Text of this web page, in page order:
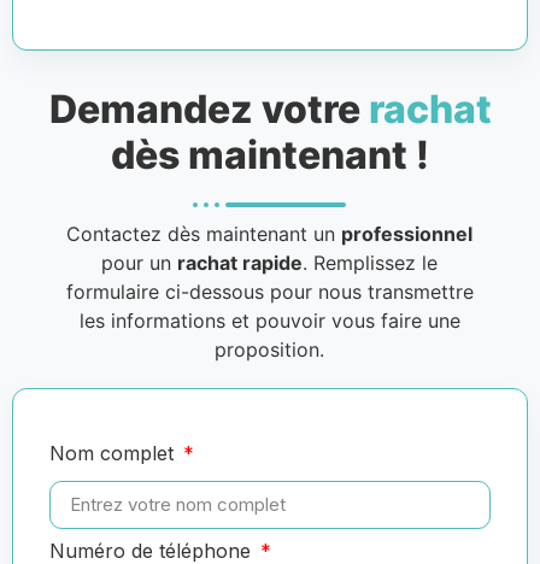
Demandez votre rachat
dès maintenant !
Contactez dès maintenant un professionnel
pour un rachat rapide. Remplissez le
formulaire ci-dessous pour nous transmettre
les informations et pouvoir vous faire une
proposition.
Nom complet
Numéro de téléphone